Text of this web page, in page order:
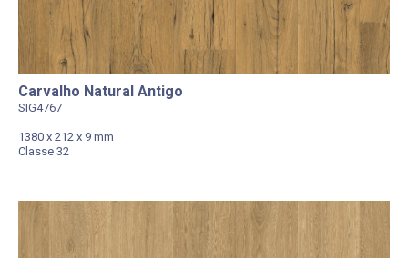
Carvalho Natural Antigo
SIG4767
1380 x 212 x 9 mm
Classe 32